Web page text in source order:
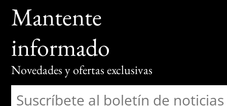
Mantente
informado
Novedades y ofertas exclusivas